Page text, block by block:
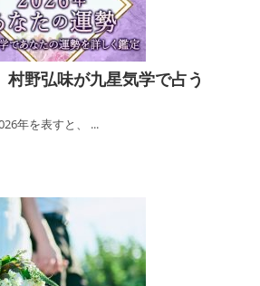
村野弘味が九星気学で占う
年を表すと、 ...